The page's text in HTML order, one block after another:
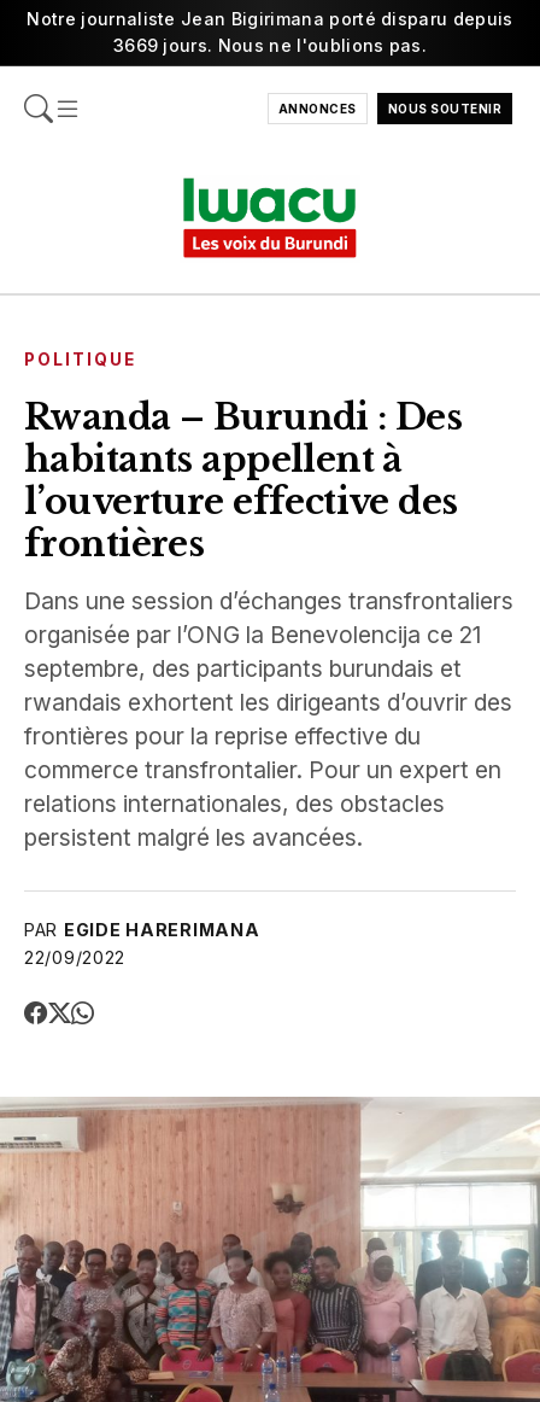
Notre journaliste Jean Bigirimana porté disparu depuis
3669 jours. Nous ne l'oublions pas.
ANNONCES NOUS SOUTENIR
POLITIQUE
Rwanda – Burundi : Des
habitants appellent à
l’ouverture effective des
frontières
Dans une session d’échanges transfrontaliers
organisée par l’ONG la Benevolencija ce 21
septembre, des participants burundais et
rwandais exhortent les dirigeants d’ouvrir des
frontières pour la reprise effective du
commerce transfrontalier. Pour un expert en
relations internationales, des obstacles
persistent malgré les avancées.
PAR EGIDE HARERIMANA
22/09/2022